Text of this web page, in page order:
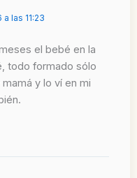
las 11:23
el bebé en la
todo formado sólo
y lo ví en mi